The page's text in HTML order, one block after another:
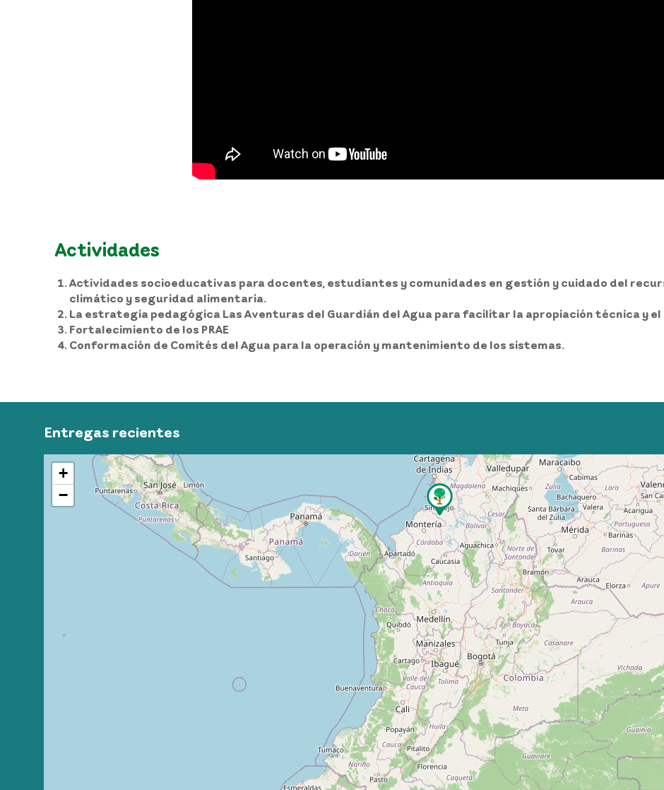
Actividades
Actividades socioeducativas para docentes, estudiantes y comunidades en gestión y cuidado del
climático y seguridad alimentaria.
La estrategia pedagógica Las Aventuras del Guardián del Agua para facilitar la apropiación técnica y
Fortalecimiento de los PRAE
Conformación de Comités del Agua para la operación y mantenimiento de los sistemas.
Entregas recientes
+
−